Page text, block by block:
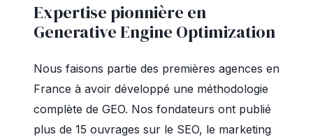
Expertise pionnière en
Generative Engine Optimization
Nous faisons partie des premières agences en
France à avoir développé une méthodologie
complète de GEO. Nos fondateurs ont publié
plus de 15 ouvrages sur le SEO, le marketing